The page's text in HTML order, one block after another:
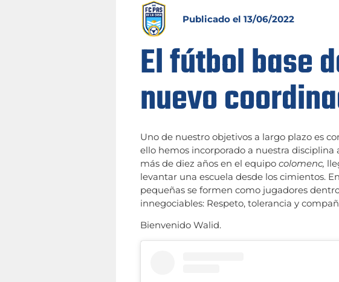
Publicado el13/06/2022
El fútbol base
nuevo
Uno de nuestro objetivos a largo plazo es
ello hemos incorporado a nuestra disciplina
más de diez años en el equipo colomenc,
levantar una escuela desde los cimientos.
pequeñas se formen como jugadores
innegociables: Respeto, tolerancia y
Bienvenido Walid.